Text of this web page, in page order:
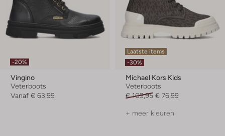
-20%
Vingino
Veterboots
Vanaf € 63,99
Laatste items
-30%
Michael Kors Kids
Veterboots
€ 109,95 € 76,99
+ meer kleuren